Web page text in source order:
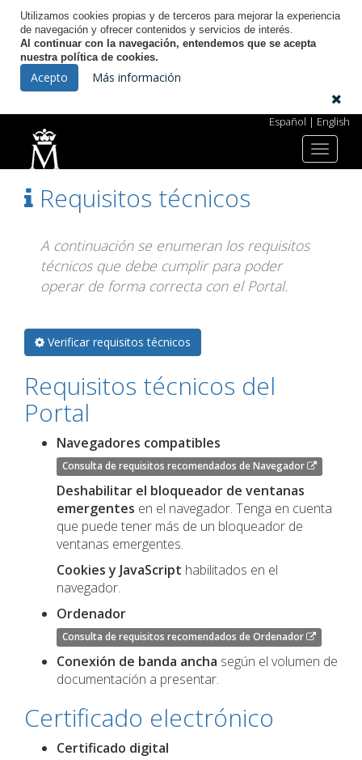
Utilizamos cookies propias y de terceros para mejorar la experiencia
de navegación y ofrecer contenidos y servicios de interés.
Al continuar con la navegación, entendemos que se acepta
nuestra política de cookies.
Acepto Más información
Español | English
Toggle
Licitación Electrónica
Inicio
Requisitos técnicos
A continuación se enumeran los requisitos
técnicos que debe cumplir para poder
operar de forma correcta con el Portal.
Verificar requisitos técnicos
Requisitos técnicos del
Portal
Navegadores compatibles
Consulta de requisitos recomendados de Navegador
Deshabilitar el bloqueador de ventanas
emergentes en el navegador. Tenga en cuenta
que puede tener más de un bloqueador de
ventanas emergentes.
Cookies y JavaScript habilitados en el
navegador.
Ordenador
Consulta de requisitos recomendados de Ordenador
Conexión de banda ancha según el volumen de
documentación a presentar.
Certificado electrónico
Certificado digital